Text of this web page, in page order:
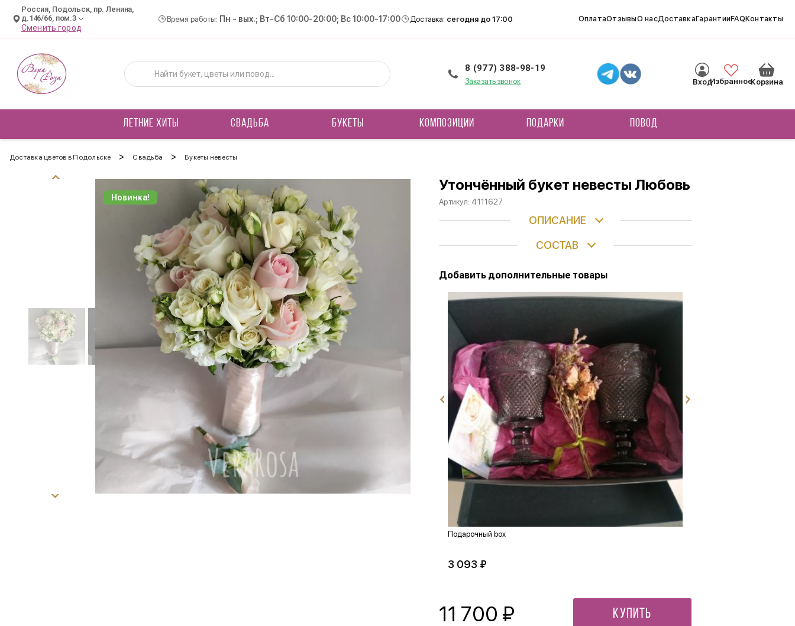
Россия, Подольск, пр. Ленина,
д.146/66, пом.3
Сменить город
Время работы: Пн - вых.; Вт-Сб 10:00-20:00; Вс 10:00-17:00 Доставка: сегодня до 17:00 ОплатаОтзывыО насДоставкаГарантииFAQКонтакты
8 (977) 388-98-19
Заказать звонок ВходИзбранноеКорзина
ЛЕТНИЕ ХИТЫ СВАДЬБА БУКЕТЫ КОМПОЗИЦИИ ПОДАРКИ ПОВОД
Доставка цветов в Подольске > Свадьба > Букеты невесты
Новинка!
Утончённый букет невесты Любовь
Артикул: 4111627
ОПИСАНИЕ
СОСТАВ
Добавить дополнительные товары
Подарочный box
3 093 ₽
11 700 ₽ Купить